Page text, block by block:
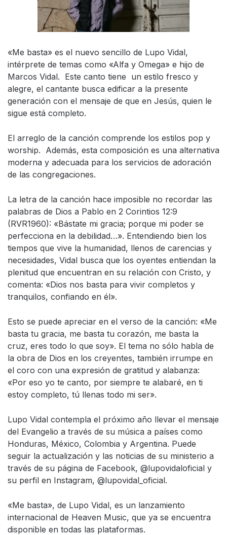
«Me basta» es el nuevo sencillo de Lupo Vidal,
intérprete de temas como «Alfa y Omega» e hijo de
Marcos Vidal. Este canto tiene un estilo fresco y
alegre, el cantante busca edificar a la presente
generación con el mensaje de que en Jesús, quien le
sigue está completo.
El arreglo de la canción comprende los estilos pop y
worship. Además, esta composición es una alternativa
moderna y adecuada para los servicios de adoración
de las congregaciones.
La letra de la canción hace imposible no recordar las
palabras de Dios a Pablo en 2 Corintios 12:9
(RVR1960): «Bástate mi gracia; porque mi poder se
perfecciona en la debilidad…». Entendiendo bien los
tiempos que vive la humanidad, llenos de carencias y
necesidades, Vidal busca que los oyentes entiendan la
plenitud que encuentran en su relación con Cristo, y
comenta: «Dios nos basta para vivir completos y
tranquilos, confiando en él».
Esto se puede apreciar en el verso de la canción: «Me
basta tu gracia, me basta tu corazón, me basta la
cruz, eres todo lo que soy». El tema no sólo habla de
la obra de Dios en los creyentes, también irrumpe en
el coro con una expresión de gratitud y alabanza:
«Por eso yo te canto, por siempre te alabaré, en ti
estoy completo, tú llenas todo mi ser».
Lupo Vidal contempla el próximo año llevar el mensaje
del Evangelio a través de su música a países como
Honduras, México, Colombia y Argentina. Puede
seguir la actualización y las noticias de su ministerio a
través de su página de Facebook, @lupovidaloficial y
su perfil en Instagram, @lupovidal_oficial.
«Me basta», de Lupo Vidal, es un lanzamiento
internacional de Heaven Music, que ya se encuentra
disponible en todas las plataformas.